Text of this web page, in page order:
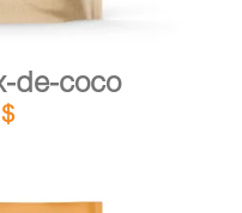
de-coco
$